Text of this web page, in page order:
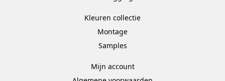
Kleuren collectie
Montage
Samples
Mijn account